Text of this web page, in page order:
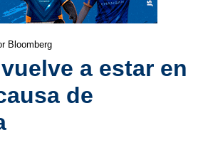
Bloomberg
a estar en
de